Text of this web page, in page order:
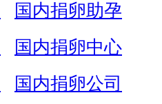
国内捐卵助孕
国内捐卵中心
国内捐卵公司